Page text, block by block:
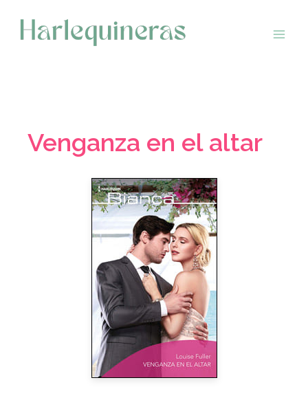
contenido
Venganza en el altar